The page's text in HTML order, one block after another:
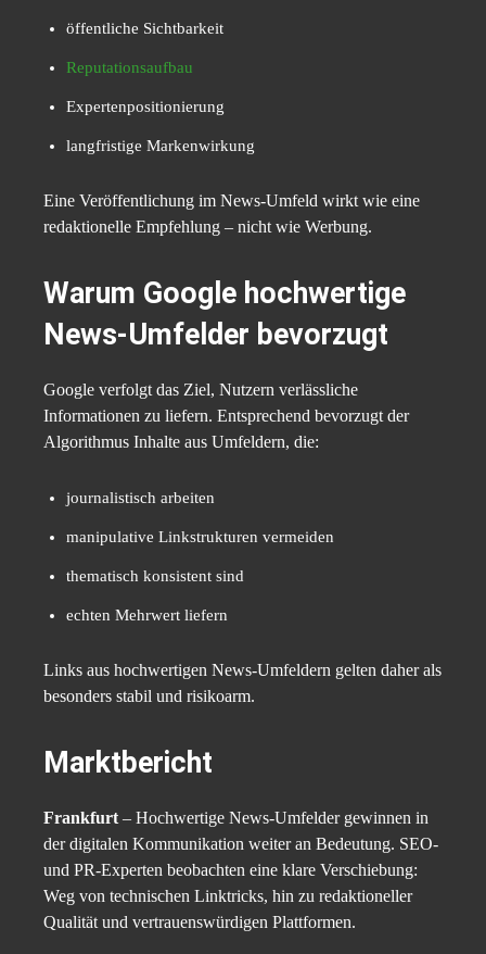
öffentliche Sichtbarkeit
Reputationsaufbau
Expertenpositionierung
langfristige Markenwirkung
Eine Veröffentlichung im News-Umfeld wirkt wie eine
redaktionelle Empfehlung – nicht wie Werbung.
Warum Google hochwertige
News-Umfelder bevorzugt
Google verfolgt das Ziel, Nutzern verlässliche
Informationen zu liefern. Entsprechend bevorzugt der
Algorithmus Inhalte aus Umfeldern, die:
journalistisch arbeiten
manipulative Linkstrukturen vermeiden
thematisch konsistent sind
echten Mehrwert liefern
Links aus hochwertigen News-Umfeldern gelten daher als
besonders stabil und risikoarm.
Marktbericht
Frankfurt – Hochwertige News-Umfelder gewinnen in
der digitalen Kommunikation weiter an Bedeutung. SEO-
und PR-Experten beobachten eine klare Verschiebung:
Weg von technischen Linktricks, hin zu redaktioneller
Qualität und vertrauenswürdigen Plattformen.